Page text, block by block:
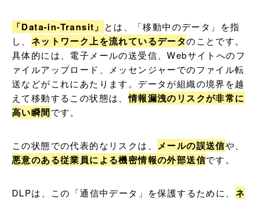
「Data-in-Transit」 とは、「移動中のデータ」を指
し、 ネットワーク上を流れているデータのことです。
具体的には、電子メールの送受信、Webサイトへのフ
ァイルアップロード、メッセンジャーでのファイル転
送などがこれにあたります。データが組織の境界を越
えて移動するこの状態は、情報漏洩のリスクが非常に
高い瞬間です。
この状態での代表的なリスクは、 メールの誤送信や、
悪意のある従業員による機密情報の外部送信です。
DLPは、この「通信中データ」を保護するために、 ネ